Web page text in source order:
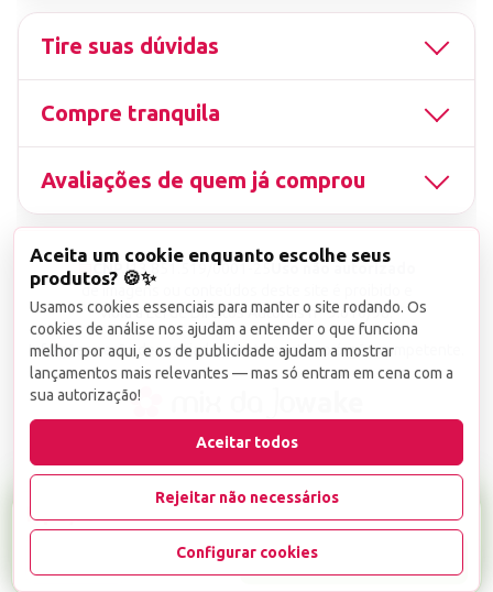
R$ 5,99
1 + Adicionar ao carrinho
Tire suas dúvidas
Compre tranquila
Avaliações de quem já comprou
▤ CNPJ13.851.519/0001-25
de imagens ou conteúdos deste site é proibido e
viola a Lei de Direitos Autorais nº 9.610/98.
Infrações serão denunciadas diretamente ao órgão competente.
Aceita um cookie enquanto escolhe seus
produtos? 🍪✨
Usamos cookies essenciais para manter o site rodando. Os
cookies de análise nos ajudam a entender o que funciona
melhor por aqui, e os de publicidade ajudam a mostrar
lançamentos mais relevantes — mas só entram em cena com a
sua autorização!
Aceitar todos
Rejeitar não necessários
Configurar cookies